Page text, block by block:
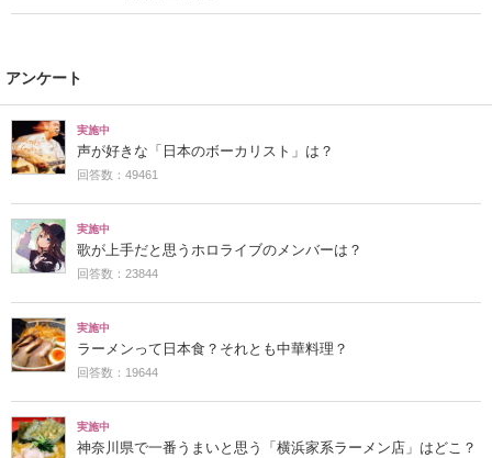
アンケート
実施中
声が好きな「日本のボーカリスト」は？
回答数：49461
実施中
歌が上手だと思うホロライブのメンバーは？
回答数：23844
実施中
ラーメンって日本食？それとも中華料理？
回答数：19644
実施中
神奈川県で一番うまいと思う「横浜家系ラーメン店」はどこ？